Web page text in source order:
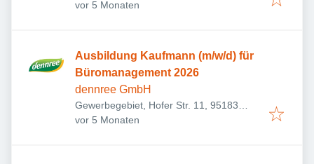
Deutschland
Veröffentlicht:
vor 5 Monaten
Ausbildung Kaufmann (m/w/d) für
Büromanagement 2026
dennree GmbH
Gewerbegebiet, Hofer Str. 11, 95183
Töpen, Deutschland
Veröffentlicht:
vor 5 Monaten